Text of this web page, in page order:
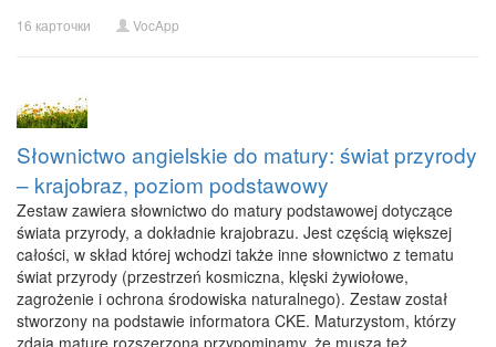
16 карточки VocApp
Słownictwo angielskie do matury: świat przyrody
– krajobraz, poziom podstawowy
Zestaw zawiera słownictwo do matury podstawowej dotyczące
świata przyrody, a dokładnie krajobrazu. Jest częścią większej
całości, w skład której wchodzi także inne słownictwo z tematu
świat przyrody (przestrzeń kosmiczna, klęski żywiołowe,
zagrożenie i ochrona środowiska naturalnego). Zestaw został
stworzony na podstawie informatora CKE. Maturzystom, którzy
zdają maturę rozszerzona przypominamy, że muszą też